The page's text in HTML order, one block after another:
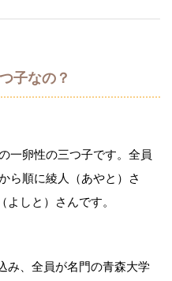
子なの？
一卵性の三つ子です。全員
ら順に綾人（あやと）さ
しと）さんです。
み、全員が名門の青森大学